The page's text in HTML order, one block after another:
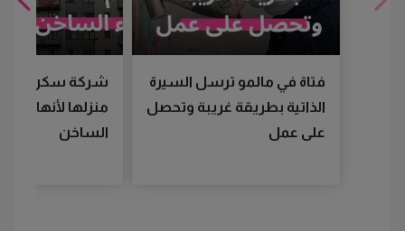
فتاة في مالمو ترسل السيرة
الذاتية بطريقة غريبة وتحصل
على عمل
شركة سكن
منزلها لأنها لم
الساخن